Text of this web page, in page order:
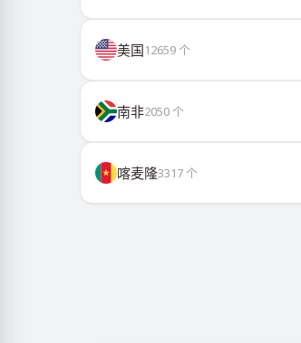
美国12659个
南非2050个
喀麦隆3317个